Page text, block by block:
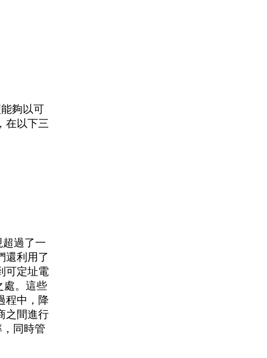
夠以可
在以下三
過了一
還利用了
可定址電
處。這些
程中，降
之間進行
同時管